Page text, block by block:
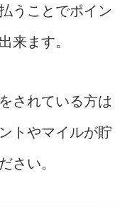
うことでポイン
来ます。
されている方は
トやマイルが貯
さい。